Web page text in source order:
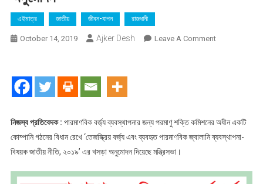
এইমাত্র জাতীয় জীবন-যাপন রাজধানী
October 14, 2019 Ajker Desh Leave A CommentOn
অনুমোদন
নিজস্ব প্রতিবেদক : পারমাণবিক বর্জ্য ব্যবস্থাপনার জন্য পরমাণু শক্তি কমিশনের অধীন একটি
কোম্পানি গঠনের বিধান রেখে ‘তেজস্ক্রিয় বর্জ্য এবং ব্যবহৃত পারমাণবিক জ্বালানি ব্যবস্থাপনা-
বিষয়ক জাতীয় নীতি, ২০১৯’ এর খসড়া অনুমোদন দিয়েছে মন্ত্রিসভা।